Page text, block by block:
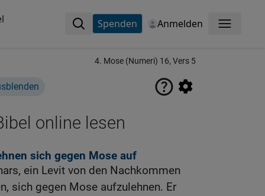
Spenden Anmelden Menü
4. Mose (Numeri) 16, Vers 5
online lesen
sich gegen Mose auf
ein Levit von den Nachkommen
sich gegen Mose aufzulehnen. Er